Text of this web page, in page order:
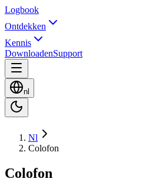
Logbook
Ontdekken
Kennis
DownloadenSupport
nl
Nl
Colofon
Colofon